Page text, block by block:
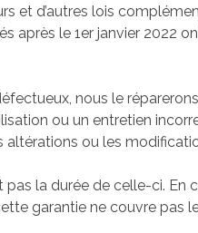
et d’autres lois
le 1er janvier 2022
nous le
ou un entretien
ou les
la durée de celle-ci.
garantie ne couvre pas